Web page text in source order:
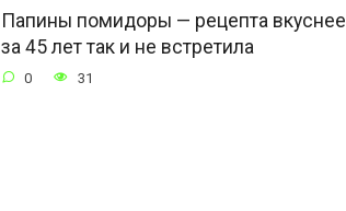
Папины помидоры — рецепта вкуснее
за 45 лет так и не встретила
0 31